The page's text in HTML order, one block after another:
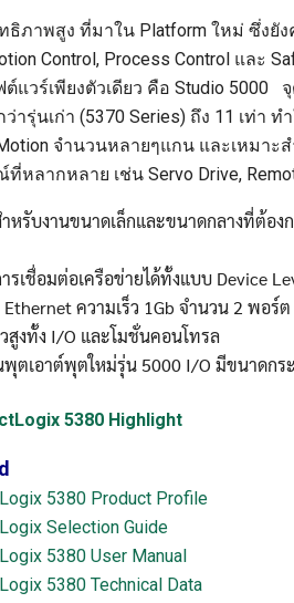
ธิภาพสูง ที่มาใน Platform ใหม่ ซึ่งยั
Control, Process Control และ
แวร์เพียงตัวเดียว คือ Studio 5000
ว่ารุ่นเก่า (5370 Series) ถึง 11 เท่า
จำนวนหลายๆแกน และเหมาะ
หลากหลาย เช่น Servo Drive,
ำหรับงานขนาดเล็กและขนาดกลางที่ต้อ
รเชื่อมต่อเครือข่ายได้ทั้งแบบ Device
ความเร็ว 1Gb จำนวน 2 พอร์
สูงทั้ง I/O และโมชั่นคอนโทรล
พุตเอาต์พุตใหม่รุ่น 5000 I/O มีขนาดกร
5380 Highlight
5380 Product Profile
Selection Guide
5380 User Manual
5380 Technical Data